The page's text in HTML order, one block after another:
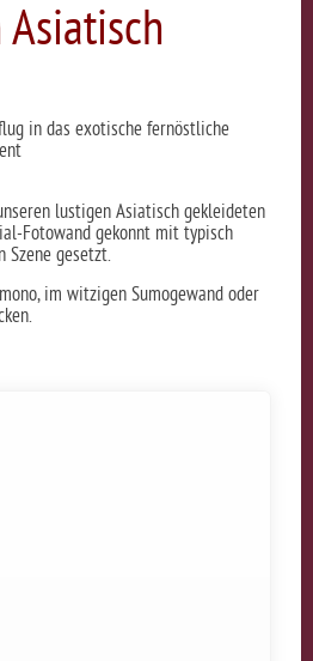
in das exotische fernöstliche
lustigen Asiatisch gekleideten
Fotowand gekonnt mit typisch
Szene gesetzt.
im witzigen Sumogewand oder